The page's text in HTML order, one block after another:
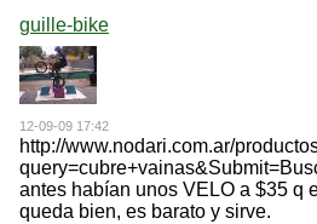
guille-bike
12-09-09 17:42
http://www.nodari.com.ar/
antes habían unos VELO a $35 q
queda bien, es barato y sirve.